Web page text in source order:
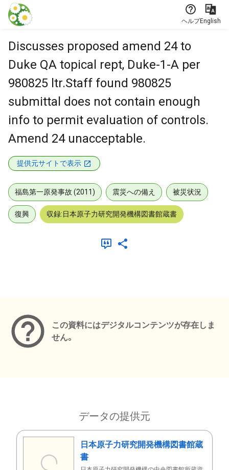
本文に飛ぶ
ヘルプEnglish
Discusses proposed amend 24 to
Duke QA topical rept, Duke-1-A per
980825 ltr.Staff found 980825
submittal does not contain enough
info to permit evaluation of controls.
Amend 24 unacceptable.
提供元サイトで表示
福島第一原発事故 (2011) 震災への備え 被災状況
復興 収録:日本原子力研究開発機構図書館蔵書
この資料にはデジタルコンテンツが存在しま
せん。
データの提供元
日本原子力研究開発機構図書館蔵
書